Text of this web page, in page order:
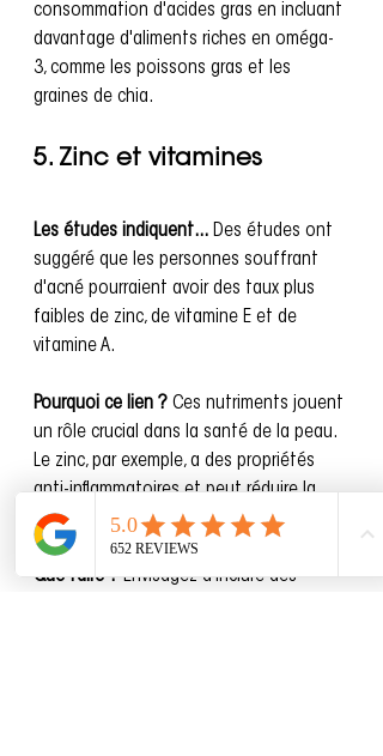
consommation d'acides gras en incluant
davantage d'aliments riches en oméga-
3, comme les poissons gras et les
graines de chia.
5. Zinc et vitamines
Les études indiquent... Des études ont
suggéré que les personnes souffrant
d'acné pourraient avoir des taux plus
faibles de zinc, de vitamine E et de
vitamine A.
Pourquoi ce lien ? Ces nutriments jouent
un rôle crucial dans la santé de la peau.
Le zinc, par exemple, a des propriétés
anti-inflammatoires et peut réduire la
production de sébum.
Que faire ? Envisagez d'inclure des